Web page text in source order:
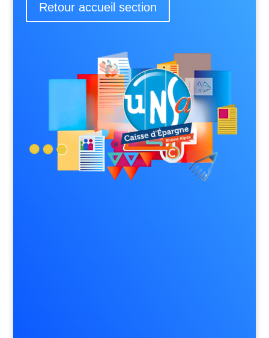
Retour accueil section